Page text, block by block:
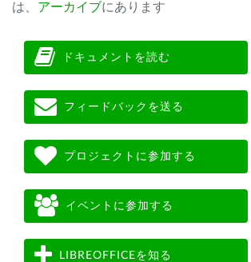
は、 アーカイブにあります
ドキュメントを読む
フィードバックを送る
プロジェクトに参加する
イベントに参加する
LIBREOFFICEを知る